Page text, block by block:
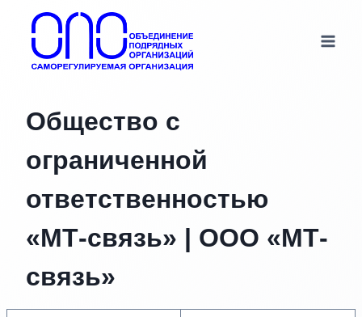
содержимому
Общество с
ограниченной
ответственностью
«МТ-связь» | OOO «МТ-
связь»